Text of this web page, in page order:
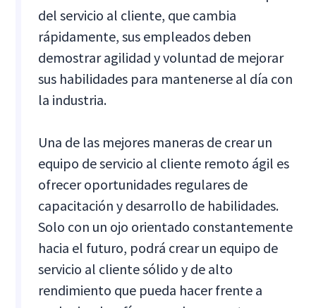
del servicio al cliente, que cambia
rápidamente, sus empleados deben
demostrar agilidad y voluntad de mejorar
sus habilidades para mantenerse al día con
la industria.
Una de las mejores maneras de crear un
equipo de servicio al cliente remoto ágil es
ofrecer oportunidades regulares de
capacitación y desarrollo de habilidades.
Solo con un ojo orientado constantemente
hacia el futuro, podrá crear un equipo de
servicio al cliente sólido y de alto
rendimiento que pueda hacer frente a